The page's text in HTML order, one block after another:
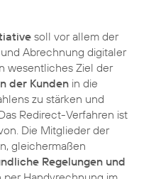
soll vor allem der
Abrechnung digitaler
wesentliches Ziel der
der Kunden in die
zu stärken und
Redirect-Verfahren ist
Die Mitglieder der
gleichermaßen
Regelungen und